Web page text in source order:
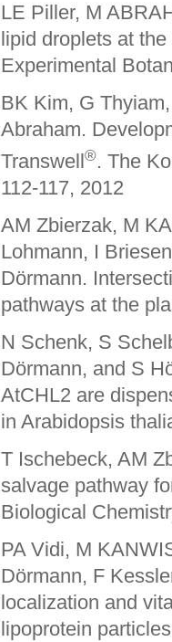
LE Piller, M
lipid droplets at
Experimental
BK Kim, G
Abraham.
Transwell ®. The
112-117, 2012
AM Zbierzak, M
Lohmann, I
Dörmann.
pathways at the
N Schenk, S
Dörmann, and S
AtCHL2 are
in Arabidopsis
T Ischebeck, AM
salvage pathway
Biological
PA Vidi, M
Dörmann, F
localization and
lipoprotein